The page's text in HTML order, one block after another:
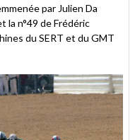
par Julien Da
la n°49 de Frédéric
du SERT et du GMT